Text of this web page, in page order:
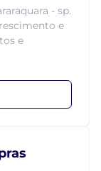
- sp.
e
e